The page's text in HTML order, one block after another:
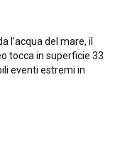
l’acqua del mare, il
tocca in superficie 33
eventi estremi in